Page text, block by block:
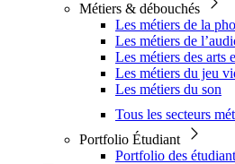
Métiers & débouchés
Les métiers de la
Les métiers de
Les métiers des arts
Les métiers du jeu
Les métiers du son
Tous les secteurs
Portfolio Étudiant
Portfolio des